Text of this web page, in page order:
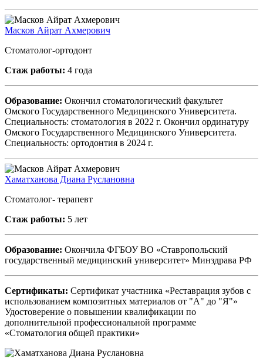
Масков Айрат Ахмерович
Стоматолог-ортодонт
Стаж работы: 4 года
Образование: Окончил стоматологический факультет
Омского Государственного Медицинского Университета.
Специальность: стоматология в 2022 г. Окончил ординатуру
Омского Государственного Медицинского Университета.
Специальность: ортодонтия в 2024 г.
Хаматханова Диана Руслановна
Стоматолог- терапевт
Стаж работы: 5 лет
Образование: Окончила ФГБОУ ВО «Ставропольский
государственный медицинский университет» Минздрава РФ
Сертификаты: Сертификат участника «Реставрация зубов с
использованием композитных материалов от "А" до "Я"»
Удостоверение о повышении квалификации по
дополнительной профессиональной программе
«Стоматология общей практики»